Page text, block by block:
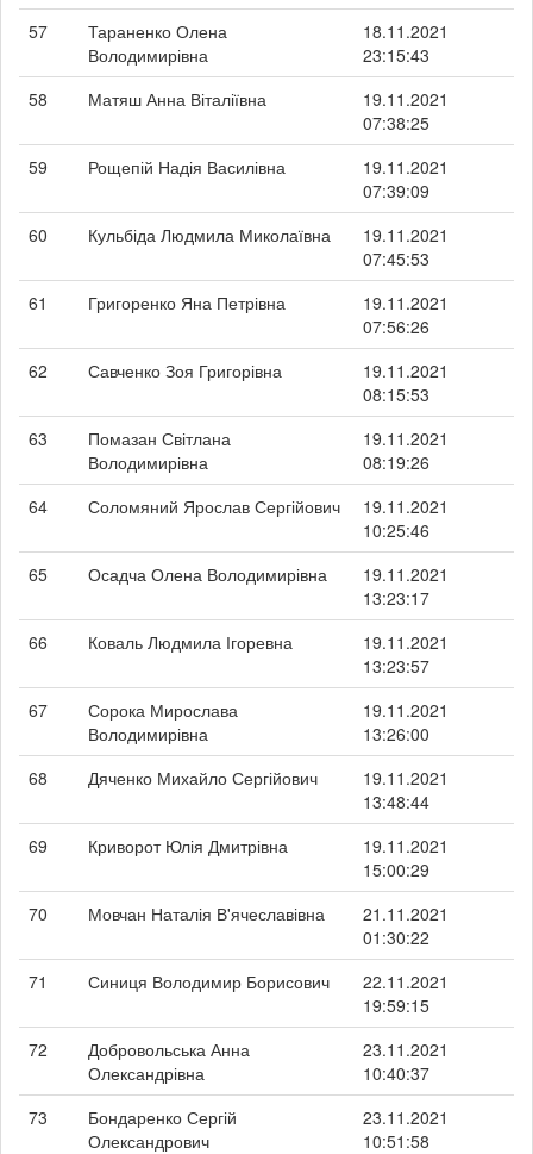
57
Тараненко Олена
Володимирівна
18.11.2021
23:15:43
58
Матяш Анна Віталіївна
19.11.2021
07:38:25
59
Рощепій Надія Василівна
19.11.2021
07:39:09
60
Кульбіда Людмила Миколаївна
19.11.2021
07:45:53
61
Григоренко Яна Петрівна
19.11.2021
07:56:26
62
Савченко Зоя Григорівна
19.11.2021
08:15:53
63
Помазан Світлана
Володимирівна
19.11.2021
08:19:26
64
Соломяний Ярослав Сергійович
19.11.2021
10:25:46
65
Осадча Олена Володимирівна
19.11.2021
13:23:17
66
Коваль Людмила Ігоревна
19.11.2021
13:23:57
67
Сорока Мирослава
Володимирівна
19.11.2021
13:26:00
68
Дяченко Михайло Сергійович
19.11.2021
13:48:44
69
Криворот Юлія Дмитрівна
19.11.2021
15:00:29
70
Мовчан Наталія В'ячеславівна
21.11.2021
01:30:22
71
Синиця Володимир Борисович
22.11.2021
19:59:15
72
Добровольська Анна
Олександрівна
23.11.2021
10:40:37
73
Бондаренко Сергій
Олександрович
23.11.2021
10:51:58